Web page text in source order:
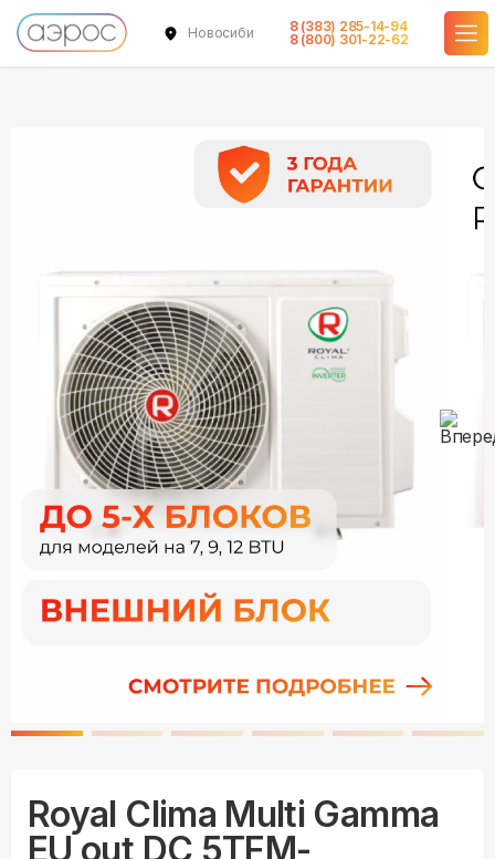
Новосибирск
8 (383) 285-14-94
8 (800) 301-22-62
Royal Clima Multi Gamma
EU out DC 5TFM-
в наличии
в наличии
в наличии
в наличии
в наличии